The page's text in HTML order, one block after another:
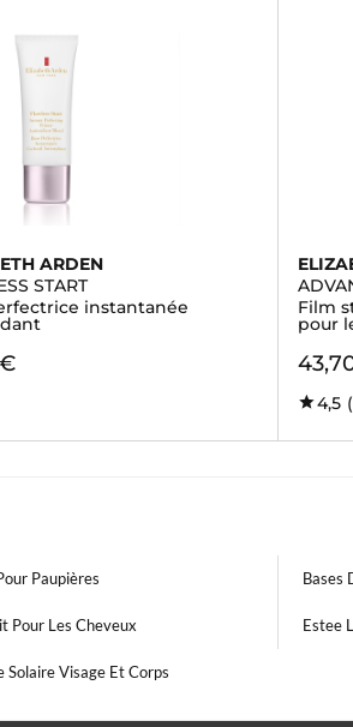
ARDEN
START
instantanée
Film
pour
4,5
Paupières Bases
Pour Les Cheveux Estee
Solaire Visage Et Corps